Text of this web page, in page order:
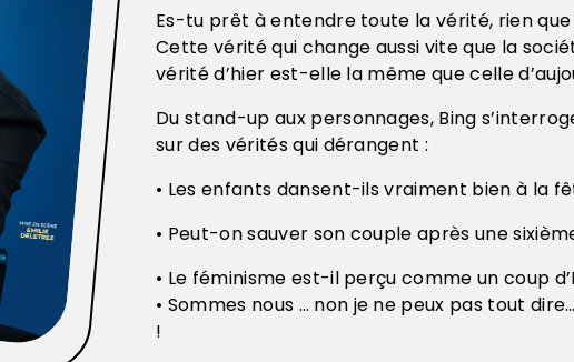
Es-tu prêt à entendre toute la vérité, rien
Cette vérité qui change aussi vite que la
vérité d’hier est-elle la même que celle
Du stand-up aux personnages, Bing
sur des vérités qui dérangent :
• Les enfants dansent-ils vraiment bien à la
• Peut-on sauver son couple après une
• Le féminisme est-il perçu comme un coup
• Sommes nous … non je ne peux pas tout
!